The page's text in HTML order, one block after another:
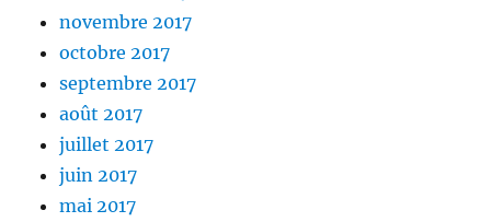
novembre 2017
octobre 2017
septembre 2017
août 2017
juillet 2017
juin 2017
mai 2017